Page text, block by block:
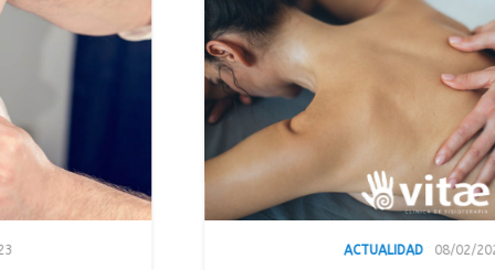
08/02/2023